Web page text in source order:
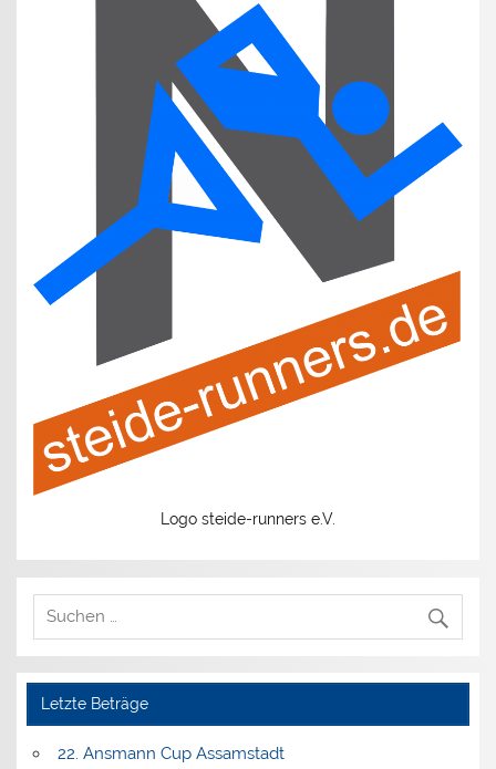
Logo steide-runners e.V.
Letzte Beträge
22. Ansmann Cup Assamstadt